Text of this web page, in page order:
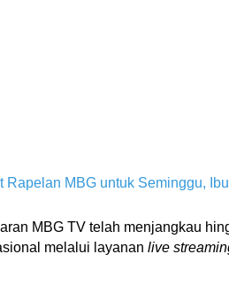
Rapelan MBG untuk Seminggu,
MBG TV telah menjangkau
melalui layanan live